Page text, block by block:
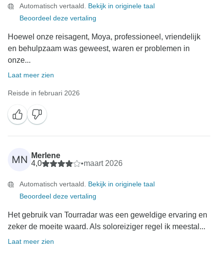
Automatisch vertaald. Bekijk in originele taal
Beoordeel deze vertaling
Hoewel onze reisagent, Moya, professioneel, vriendelijk
en behulpzaam was geweest, waren er problemen in
onze...
Laat meer zien
Reisde in februari 2026
MN
Merlene
4,0
•maart 2026
Automatisch vertaald. Bekijk in originele taal
Beoordeel deze vertaling
Het gebruik van Tourradar was een geweldige ervaring en
zeker de moeite waard. Als soloreiziger regel ik meestal...
Laat meer zien